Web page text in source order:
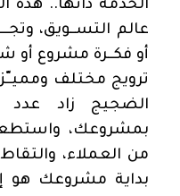
الخدمة ذاتها.. هذه
عالم التســويق،
أو فكــرة مشروع أو
ترويج مختلف
الضجيج زاد عدد
بمشروعك،
من العملاء،
بداية مشروعك هو